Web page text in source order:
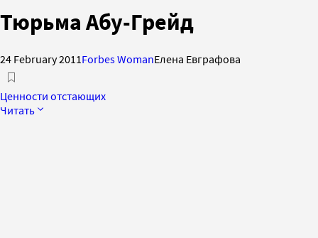
Тюрьма Абу-Грейд
24 February 2011 Forbes WomanЕлена Евграфова
Ценности отстающих
Читать